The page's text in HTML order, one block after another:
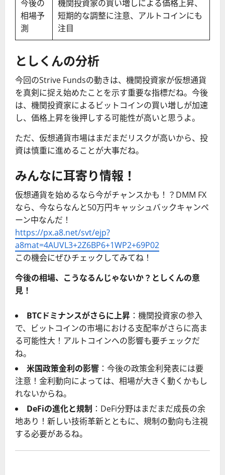
今後の
相場予
測
機関投資家の買い増しによる価格上昇、
短期的な調整に注意、アルトコインにも
注目
としくんの分析
今回のStrive Fundsの動きは、機関投資家が仮想通貨
を真剣に捉え始めたことを示す重要な指標だね。今後
は、機関投資家によるビットコインの買い増しが加速
し、価格上昇を後押しする可能性が高いと思うよ。
ただ、仮想通貨市場はまだまだリスクが高いから、投
資は慎重に進めることが大事だね。
みんなに耳寄り情報！
仮想通貨を始めるなら今がチャンスかも！？DMM FX
なら、今ならなんと50万円キャッシュバックキャンペ
ーン中なんだ！
https://px.a8.net/svt/ejp?
a8mat=4AUVL3+2Z6BP6+1WP2+69P02
この機会にぜひチェックしてみてね！
今後の相場、こうなるんじゃないか？としくんの意
見！
BTCドミナンスがさらに上昇 ：機関投資家の参入
で、ビットコインの市場における支配率がさらに高ま
る可能性大！アルトコインへの影響も要チェックだ
ね。
米国政策金利の影響 ：今後の政策金利発表には要
注意！金利動向によっては、相場が大きく動くかもし
れないからね。
DeFiの進化と規制 ：DeFi分野はまだまだ成長の余
地あり！新しい技術革新とともに、規制の動向も注視
する必要があるね。